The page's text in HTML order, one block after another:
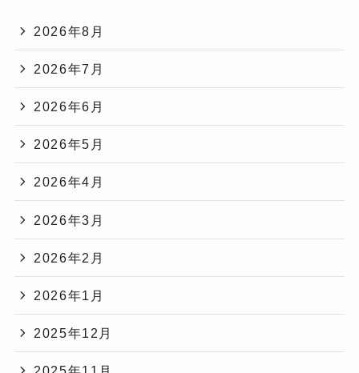
2026年8月
2026年7月
2026年6月
2026年5月
2026年4月
2026年3月
2026年2月
2026年1月
2025年12月